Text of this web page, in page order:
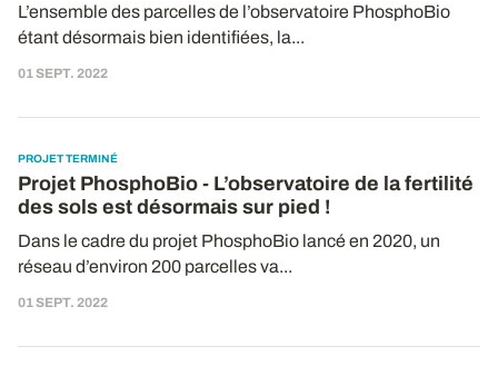
L’ensemble des parcelles de l’observatoire PhosphoBio
étant désormais bien identifiées, la...
01 SEPT. 2022
PROJET TERMINÉ
Projet PhosphoBio - L’observatoire de la fertilité
des sols est désormais sur pied !
Dans le cadre du projet PhosphoBio lancé en 2020, un
réseau d’environ 200 parcelles va...
01 SEPT. 2022